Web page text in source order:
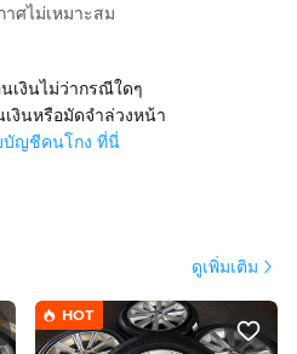
าศไม่เหมาะสม
เงินไม่ว่ากรณีใดๆ
งินหรือมัดจำล่วงหน้า
บัญชีคนโกง ที่นี่
ดูเพิ่มเติม
HOT